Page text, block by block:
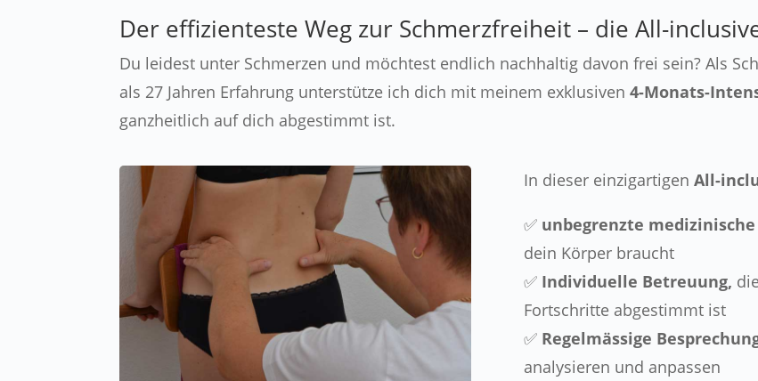
Der effizienteste Weg zur Schmerzfreiheit – die All-
Du leidest unter Schmerzen und möchtest endlich nachhaltig davon frei sein? Als
als 27 Jahren Erfahrung unterstütze ich dich mit meinem exklusiven4-Monats-
ganzheitlich auf dich abgestimmt ist.
In dieser einzigartigenAll-
✅ unbegrenzte medizinische
dein Körper braucht
✅ Individuelle Betreuung,
Fortschritte abgestimmt ist
✅ Regelmässige
analysieren und anpassen